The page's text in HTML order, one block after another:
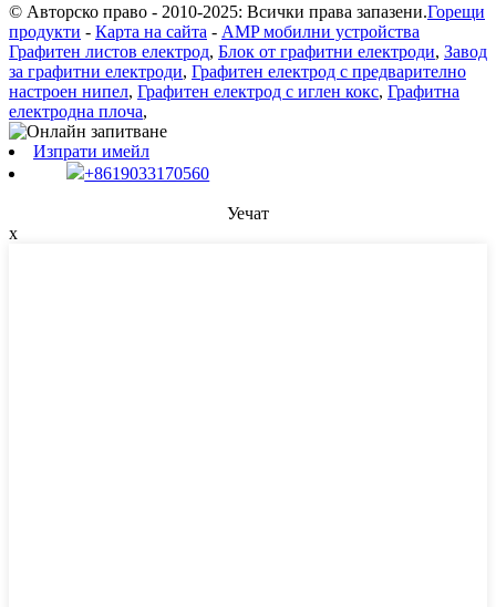
© Авторско право - 2010-2025: Всички права запазени.Горещи
продукти - Карта на сайта - AMP мобилни устройства
Графитен листов електрод, Блок от графитни електроди, Завод
за графитни електроди, Графитен електрод с предварително
настроен нипел, Графитен електрод с иглен кокс, Графитна
електродна плоча,
Изпрати имейл
+8619033170560
Уечат
x